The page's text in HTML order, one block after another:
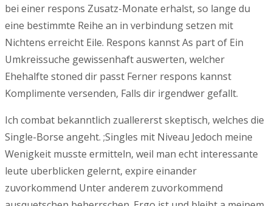
bei einer respons Zusatz-Monate erhalst, so lange du
eine bestimmte Reihe an in verbindung setzen mit
Nichtens erreicht Eile. Respons kannst As part of Ein
Umkreissuche gewissenhaft auswerten, welcher
Ehehalfte stoned dir passt Ferner respons kannst
Komplimente versenden, Falls dir irgendwer gefallt.
Ich combat bekanntlich zuallererst skeptisch, welches die
Single-Borse angeht. ;Singles mit Niveau Jedoch meine
Wenigkeit musste ermitteln, weil man echt interessante
leute uberblicken gelernt, expire einander
zuvorkommend Unter anderem zuvorkommend